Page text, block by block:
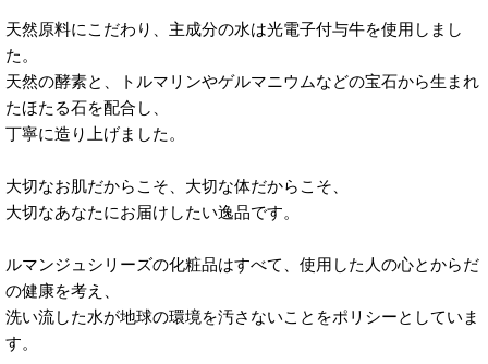
天然原料にこだわり、主成分の水は光電子付与牛を使用しまし
た。
天然の酵素と、トルマリンやゲルマニウムなどの宝石から生まれ
たほたる石を配合し、
丁寧に造り上げました。
大切なお肌だからこそ、大切な体だからこそ、
大切なあなたにお届けしたい逸品です。
ルマンジュシリーズの化粧品はすべて、使用した人の心とからだ
の健康を考え、
洗い流した水が地球の環境を汚さないことをポリシーとしていま
す。